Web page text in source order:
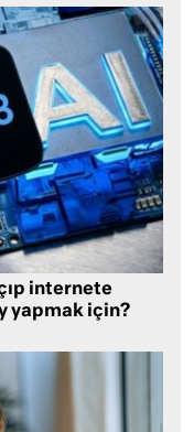
internete
yapmak için?